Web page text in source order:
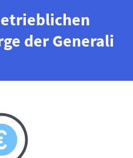
der Generali